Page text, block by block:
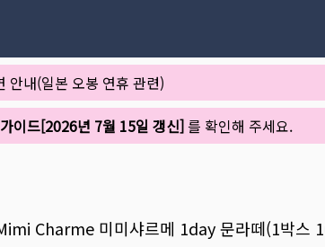
안내(일본 오봉 연휴 관련)
이드[2026년 7월 15일 갱신]를 확인해 주세요.
Charme 미미샤르메 1day 문라떼(1박스